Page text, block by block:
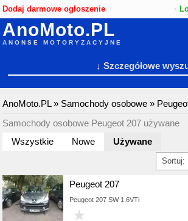
Dodaj darmowe ogłoszenie •
AnoMoto.PL
ANONSE MOTORYZACYJNE
↓ Szczegółowe
AnoMoto.PL» Samochody osobowe »
Samochody osobowe Peugeot 207 używane
Wszystkie
Nowe Używane
Peugeot 207
Peugeot 207 SW 1.6VTi